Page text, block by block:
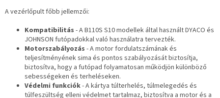
A vezérlőpult főbb jellemzői:
Kompatibilitás - A B110S S10 modellek által használt DYACO és
JOHNSON futópadokkal való használatra tervezték.
Motorszabályozás - A motor fordulatszámának és
teljesítményének sima és pontos szabályozását biztosítja,
biztosítva, hogy a futópad folyamatosan működjön különböző
sebességeken és terheléseken.
Védelmi funkciók- A kártya túlterhelés, túlmelegedés és
túlfeszültség elleni védelmet tartalmaz, biztosítva a motor és a